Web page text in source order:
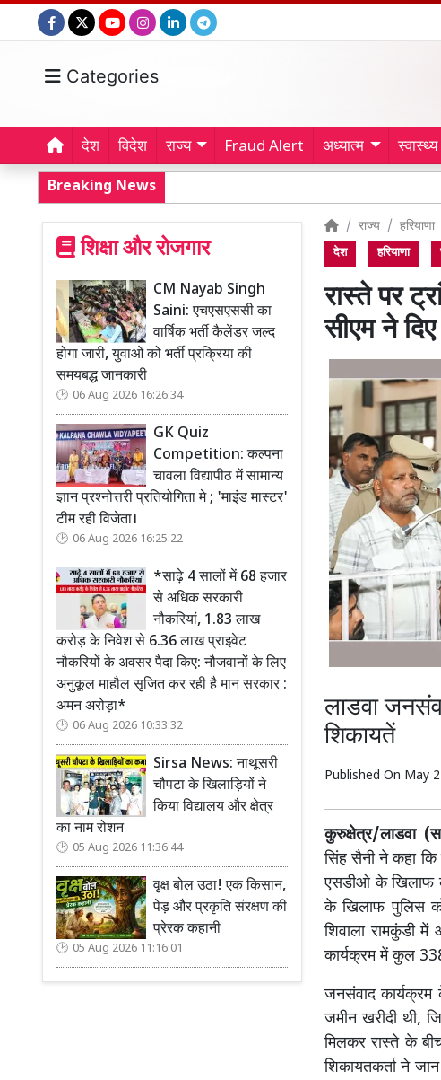
Categories
देश विदेश राज्य Fraud Alert अध्यात्म स्वास्थ्य
Breaking News
शिक्षा और रोजगार
CM Nayab Singh
Saini: एचएसएससी का
वार्षिक भर्ती कैलेंडर जल्द
होगा जारी, युवाओं को भर्ती प्रक्रिया की
समयबद्ध जानकारी
06 Aug 2026 16:26:34
GK Quiz
Competition: कल्पना
चावला विद्यापीठ में सामान्य
ज्ञान प्रश्नोत्तरी प्रतियोगिता मे ; 'माइंड मास्टर'
टीम रही विजेता।
06 Aug 2026 16:25:22
*साढ़े 4 सालों में 68 हजार
से अधिक सरकारी
नौकरियां, 1.83 लाख
करोड़ के निवेश से 6.36 लाख प्राइवेट
नौकरियों के अवसर पैदा किए: नौजवानों के लिए
अनुकूल माहौल सृजित कर रही है मान सरकार :
अमन अरोड़ा*
06 Aug 2026 10:33:32
Sirsa News: नाथूसरी
चौपटा के खिलाड़ियों ने
किया विद्यालय और क्षेत्र
का नाम रोशन
05 Aug 2026 11:36:44
वृक्ष बोल उठा! एक किसान,
पेड़ और प्रकृति संरक्षण की
प्रेरक कहानी
05 Aug 2026 11:16:01
राज्य हरियाणा
देश हरियाणा
रास्ते पर
सीएम ने
लाडवा
शिकायतें
Published On May
कुरुक्षेत्र/लाडवा
सिंह सैनी ने कहा
एसडीओ के खिलाफ
के खिलाफ पुलिस
शिवाला रामकुंडी
कार्यक्रम में कुल
जनसंवाद कार्यक्रम
जमीन खरीदी थी,
मिलकर रास्ते के
शिकायतकर्ता ने